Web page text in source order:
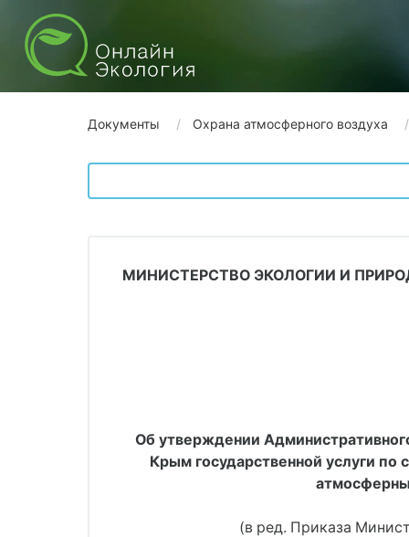
Документы Охрана атмосферного воздуха
МИНИСТЕРСТВО ЭКОЛОГИИ И
Об утверждении
Крым государственной услуги
(в ред. Приказа